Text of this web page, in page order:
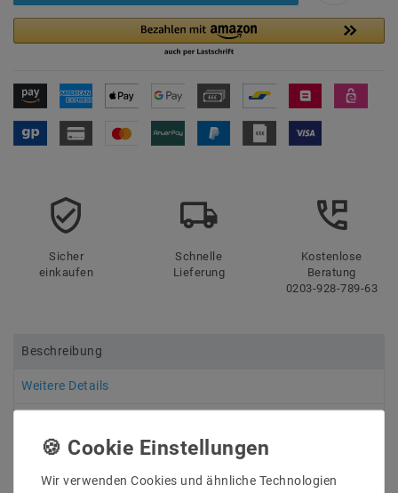
Sicher
einkaufen
Schnelle
Lieferung
Kostenlose
Beratung
0203-928-789-63
Beschreibung
Weitere Details
Wir verwenden Cookies und ähnliche Technologien